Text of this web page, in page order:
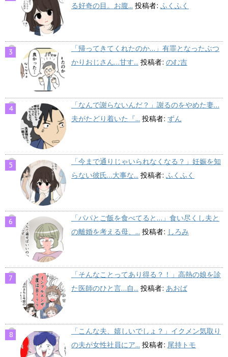
る好奇の目。お腹... 投稿者: ふくふく
「帰ってきてくれたのか…」有罪となったぶつ
かりおじさん…甘す... 投稿者: のむ吉
「なんで謝らないんだ？」謝るのをやめた妻…
夫がたどり着いた『... 投稿者: ずん
「今まで通りじゃいられなくなる？」妊娠を知
らない彼氏…大事な... 投稿者: ふくふく
「パパとご飯を食べてると…」食い尽くし夫と
の離婚を考える母、... 投稿者: しろみ
「そんなことってあり得る？！」高熱の娘を診
た医師のひと言…自... 投稿者: あおば
「こんな夫、嬉しいでしょ？」イクメン気取り
の夫が女性社員にア... 投稿者: 尾持トモ